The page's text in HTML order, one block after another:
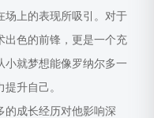
场上的表现所吸引。对于
出色的前锋，更是一个充
小就梦想能像罗纳尔多一
升自己。
的成长经历对他影响深